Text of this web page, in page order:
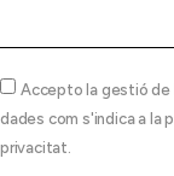
Accepto la gestió de
dades com s'indica a la
privacitat.